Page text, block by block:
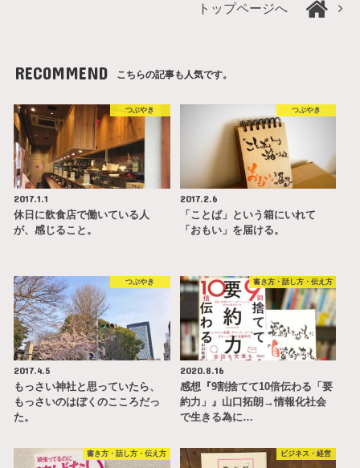
トップページへ
RECOMMEND こちらの記事も人気です。
つぶやき
2017.1.1
休日に飲食店で働いている人
が、感じること。
つぶやき
2017.2.6
「ことば」という箱にいれて
「おもい」を届ける。
つぶやき
2017.4.5
もっさい神社と思っていたら、
もっさいのはぼくのこころだっ
た。
書き方・話し方・伝え方
2020.8.16
感想『9割捨てて10倍伝わる「要
約力」』山口拓朗→情報化社会
で生きる為に…
書き方・話し方・伝え方 ビジネス・経営